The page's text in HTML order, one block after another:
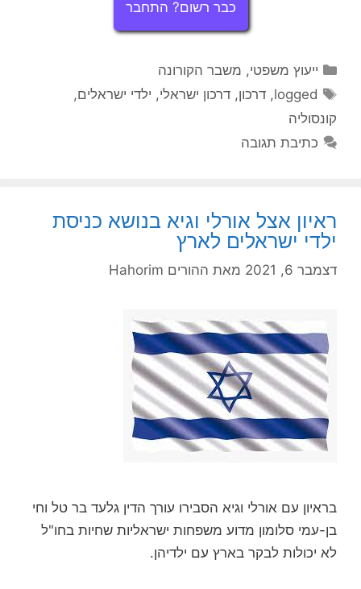
כבר רשום? התחבר
קטגוריות
ייעוץ משפטי, משבר הקורונה
תגיות
logged
,דרכון,דרכון ישראלי, ילדי ישראלים,
קונסוליה
כתיבת תגובה
ראיון אצל אורלי וגיא בנושא כניסת
ילדי ישראלים לארץ
דצמבר 6, 2021 מאת ההורים Hahorim
בראיון עם אורלי וגיא הסבירו עורך הדין גלעד בר טל וחי
בן-עמי סלומון מדוע משפחות ישראליות שחיות בחו"ל
לא יכולות לבקר בארץ עם ילדיהן.